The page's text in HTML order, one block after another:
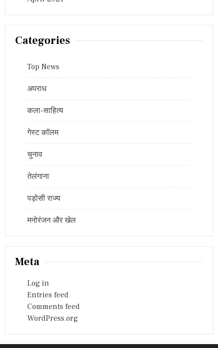
Categories
Top News
अपराध
कला-साहित्य
गेस्ट कॉलम
चुनाव
तेलंगाना
पड़ोसी राज्य
मनोरंजन और खेल
Meta
Log in
Entries feed
Comments feed
WordPress.org